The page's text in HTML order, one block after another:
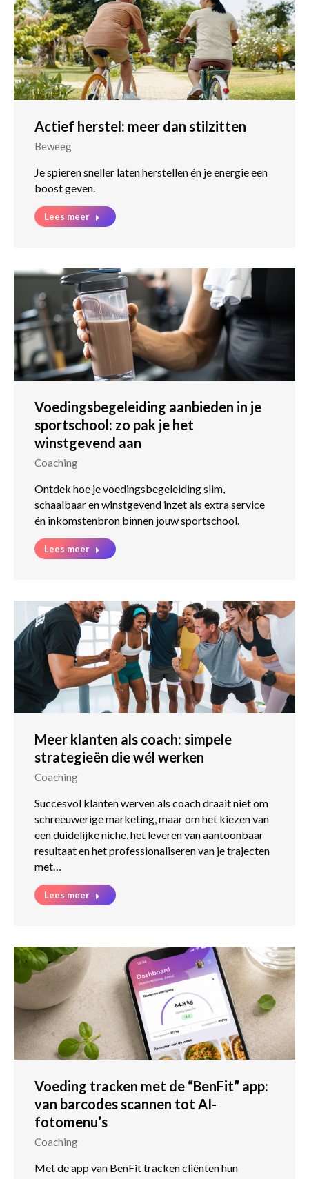
Actief herstel: meer dan stilzitten
Beweeg
Je spieren sneller laten herstellen én je energie een
boost geven.
Lees meer
Voedingsbegeleiding aanbieden in je
sportschool: zo pak je het
winstgevend aan
Coaching
Ontdek hoe je voedingsbegeleiding slim,
schaalbaar en winstgevend inzet als extra service
én inkomstenbron binnen jouw sportschool.
Lees meer
Meer klanten als coach: simpele
strategieën die wél werken
Coaching
Succesvol klanten werven als coach draait niet om
schreeuwerige marketing, maar om het kiezen van
een duidelijke niche, het leveren van aantoonbaar
resultaat en het professionaliseren van je trajecten
met…
Lees meer
Voeding tracken met de “BenFit” app:
van barcodes scannen tot AI-
fotomenu’s
Coaching
Met de app van BenFit tracken cliënten hun